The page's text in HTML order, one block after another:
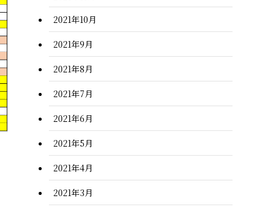
2021年10月
2021年9月
2021年8月
2021年7月
2021年6月
2021年5月
2021年4月
2021年3月